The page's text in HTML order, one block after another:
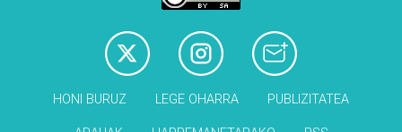
HONI BURUZ LEGE OHARRA PUBLIZITATEA